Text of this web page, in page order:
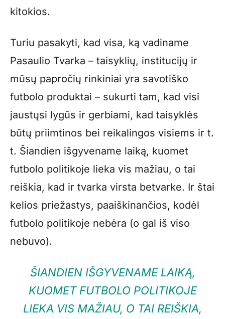
kitokios.
Turiu pasakyti, kad visa, ką vadiname
Pasaulio Tvarka – taisyklių, institucijų ir
mūsų papročių rinkiniai yra savotiško
futbolo produktai – sukurti tam, kad visi
jaustųsi lygūs ir gerbiami, kad taisyklės
būtų priimtinos bei reikalingos visiems ir t.
t. Šiandien išgyvename laiką, kuomet
futbolo politikoje lieka vis mažiau, o tai
reiškia, kad ir tvarka virsta betvarke. Ir štai
kelios priežastys, paaiškinančios, kodėl
futbolo politikoje nebėra (o gal iš viso
nebuvo).
ŠIANDIEN IŠGYVENAME LAIKĄ,
KUOMET FUTBOLO POLITIKOJE
LIEKA VIS MAŽIAU, O TAI REIŠKIA,